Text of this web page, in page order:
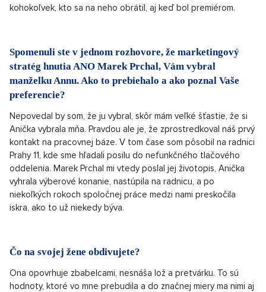
kohokoľvek, kto sa na neho obrátil, aj keď bol premiérom.
Spomenuli ste v jednom rozhovore, že marketingový
stratég hnutia ANO Marek Prchal, Vám vybral
manželku Annu. Ako to prebiehalo a ako poznal Vaše
preferencie?
Nepovedal by som, že ju vybral, skôr mám veľké šťastie, že si
Anička vybrala mňa. Pravdou ale je, že zprostredkoval náš prvý
kontakt na pracovnej báze. V tom čase som pôsobil na radnici
Prahy 11, kde sme hľadali posilu do nefunkčného tlačového
oddelenia. Marek Prchal mi vtedy poslal jej životopis, Anička
vyhrala výberové konanie, nastúpila na radnicu, a po
niekoľkých rokoch spoločnej práce medzi nami preskočila
iskra, ako to už niekedy býva.
Čo na svojej žene obdivujete?
Ona opovrhuje zbabelcami, nesnáša lož a pretvárku. To sú
hodnoty, ktoré vo mne prebudila a do značnej miery ma nimi aj